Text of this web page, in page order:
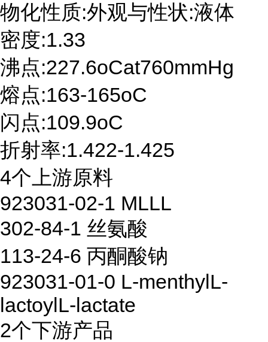
物化性质:外观与性状:液体
密度:1.33
沸点:227.6oCat760mmHg
熔点:163-165oC
闪点:109.9oC
折射率:1.422-1.425
4个上游原料
923031-02-1 MLLL
302-84-1 丝氨酸
113-24-6 丙酮酸钠
923031-01-0 L-menthylL-
lactoylL-lactate
2个下游产品